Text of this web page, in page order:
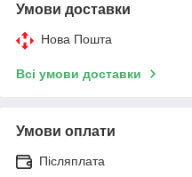
Умови доставки
Нова Пошта
Всі умови доставки
Умови оплати
Післяплата